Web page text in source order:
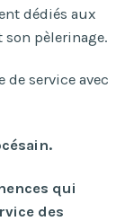
dédiés aux
pèlerinage.
de service avec
qui
des